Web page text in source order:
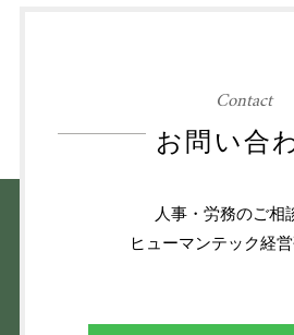
Contact
お問い合
人事・労務のご相
ヒューマンテック経